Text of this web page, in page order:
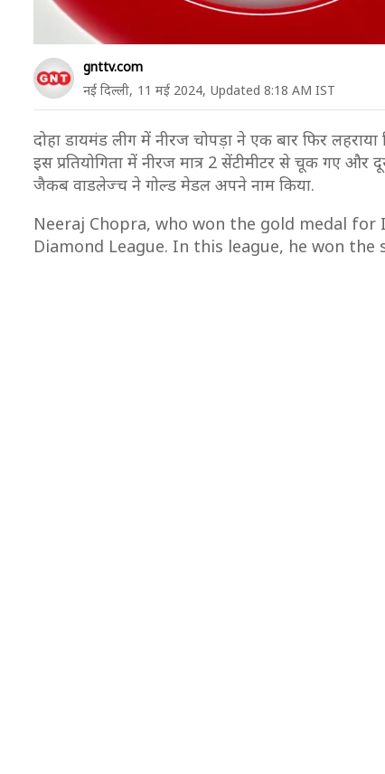
gnttv.com
नई दिल्ली, 11 मई 2024, Updated 8:18 AM IST
दोहा डायमंड लीग में नीरज चोपड़ा ने एक बार फिर
इस प्रतियोगिता में नीरज मात्र 2 सेंटीमीटर से चूक गए
जैकब वाडलेज्च ने गोल्ड मेडल अपने नाम किया.
Neeraj Chopra, who won the gold medal
Diamond League. In this league, he won